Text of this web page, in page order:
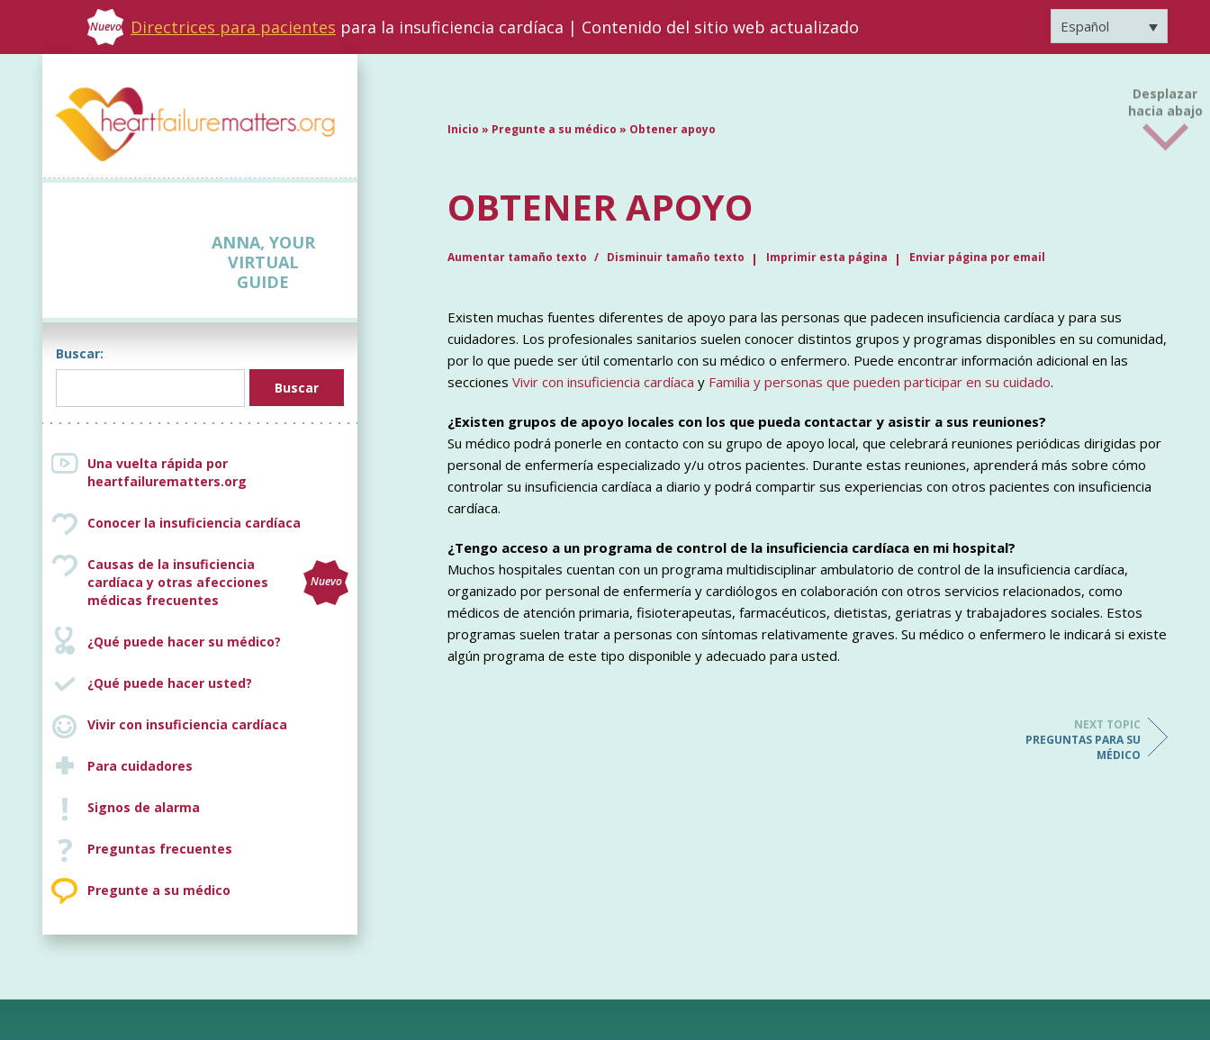
Nuevo Directrices para pacientes para la insuficiencia cardíaca | Contenido del sitio web actualizado Español
ANNA, YOUR
VIRTUAL
GUIDE
Buscar:
Una vuelta rápida por
heartfailurematters.org
Conocer la insuficiencia cardíaca
Causas de la insuficiencia
cardíaca y otras afecciones
médicas frecuentes
Nuevo
¿Qué puede hacer su médico?
¿Qué puede hacer usted?
Vivir con insuficiencia cardíaca
Para cuidadores
Signos de alarma
Preguntas frecuentes
Pregunte a su médico
Inicio » Pregunte a su médico » Obtener apoyo
OBTENER APOYO
Aumentar tamaño texto Disminuir tamaño texto Imprimir esta página Enviar página por email
Existen muchas fuentes diferentes de apoyo para las personas que padecen insuficiencia cardíaca y para sus
cuidadores. Los profesionales sanitarios suelen conocer distintos grupos y programas disponibles en su comunidad,
por lo que puede ser útil comentarlo con su médico o enfermero. Puede encontrar información adicional en las
secciones Vivir con insuficiencia cardíaca y Familia y personas que pueden participar en su cuidado.
¿Existen grupos de apoyo locales con los que pueda contactar y asistir a sus reuniones?
Su médico podrá ponerle en contacto con su grupo de apoyo local, que celebrará reuniones periódicas dirigidas por
personal de enfermería especializado y/u otros pacientes. Durante estas reuniones, aprenderá más sobre cómo
controlar su insuficiencia cardíaca a diario y podrá compartir sus experiencias con otros pacientes con insuficiencia
cardíaca.
¿Tengo acceso a un programa de control de la insuficiencia cardíaca en mi hospital?
Muchos hospitales cuentan con un programa multidisciplinar ambulatorio de control de la insuficiencia cardíaca,
organizado por personal de enfermería y cardiólogos en colaboración con otros servicios relacionados, como
médicos de atención primaria, fisioterapeutas, farmacéuticos, dietistas, geriatras y trabajadores sociales. Estos
programas suelen tratar a personas con síntomas relativamente graves. Su médico o enfermero le indicará si existe
algún programa de este tipo disponible y adecuado para usted.
NEXT TOPIC
PREGUNTAS PARA SU
MÉDICO
Desplazar
hacia abajo